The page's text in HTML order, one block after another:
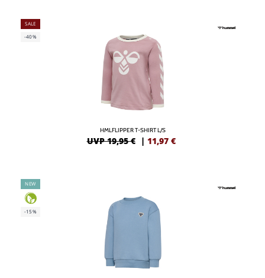
SALE
-40%
HMLFLIPPER T-SHIRT L/S
UVP 19,95 € | 11,97 €
NEW
-15%